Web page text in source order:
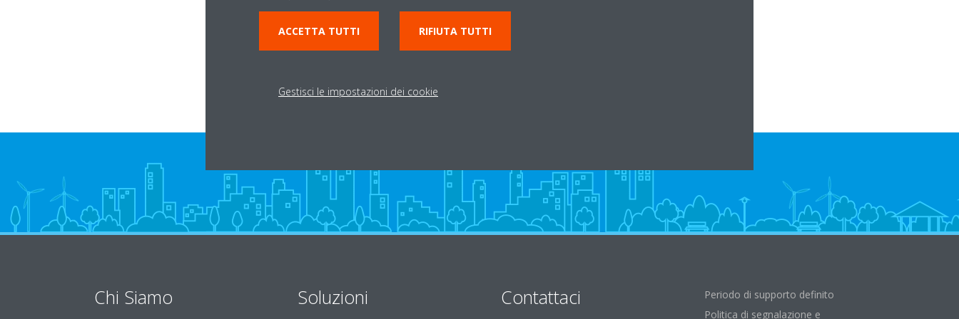
47043 GATTEO (FC
Chi Siamo Soluzioni Contattaci
Periodo di supporto definito
Politica di segnalazione e
ACCETTA TUTTI RIFIUTA TUTTI
Gestisci le impostazioni dei cookie